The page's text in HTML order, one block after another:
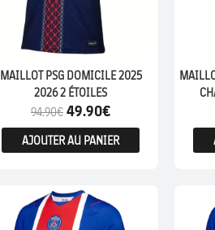
MAILLOT PSG DOMICILE 2025
2026 2 ÉTOILES
94.90€ 49.90€
AJOUTER AU PANIER